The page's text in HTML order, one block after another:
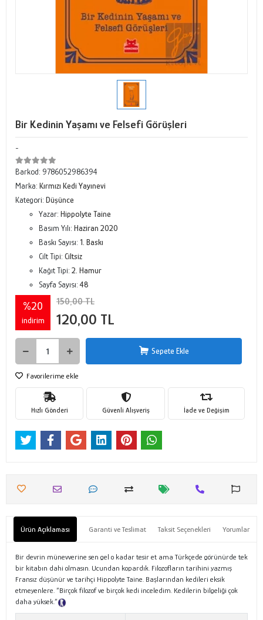
Bir Kedinin Yaşamı ve Felsefi Görüşleri
-
Barkod: 9786052986394
Marka: Kırmızı Kedi Yayınevi
Kategori: Düşünce
Yazar: Hippolyte Taine
Basım Yılı: Haziran 2020
Baskı Sayısı: 1. Baskı
Cilt Tipi: Ciltsiz
Kağıt Tipi: 2. Hamur
Sayfa Sayısı:48
%20
indirim
150,00 TL
120,00 TL
Sepete Ekle
Favorilerime ekle
Hızlı Gönderi Güvenli Alışveriş İade ve Değişim
Ürün Açıklaması Garanti ve Teslimat Taksit Seçenekleri Yorumlar
Bir devrin münevverine sen gel o kadar tesir et ama Türkçede görünürde tek
bir kitabın dahi olmasın. Ucundan kopardık. Filozofların tarihini yazmış
Fransız düşünür ve tarihçi Hippolyte Taine. Başlarından kedileri eksik
etmeyenlere. “Birçok filozof ve birçok kedi inceledim. Kedilerin bilgeliği çok
daha yüksek.”